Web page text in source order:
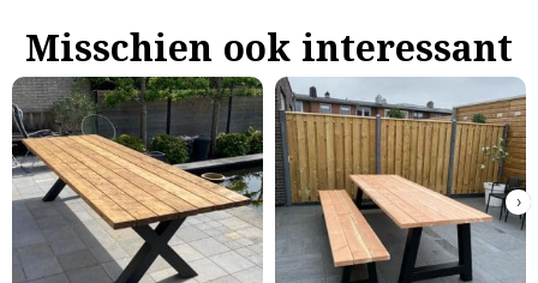
Misschien ook interessant
›